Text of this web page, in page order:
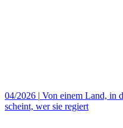
04/2026 | Von einem Land, in
scheint, wer sie regiert